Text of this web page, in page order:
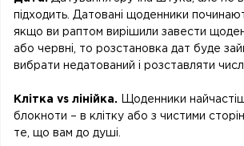
підходить. Датовані щоденники
якщо ви раптом вирішили завести
або червні, то розстановка дат буде
вибрати недатований і розставляти
Клітка vs лінійка.
Щоденники
блокноти – в клітку або з чистими
те, що вам до душі.